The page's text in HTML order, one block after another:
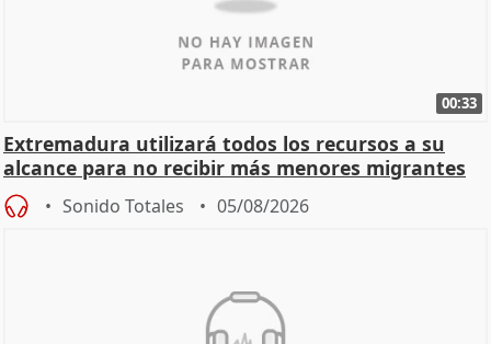
00:33
Extremadura utilizará todos los recursos a su
alcance para no recibir más menores migrantes
Sonido Totales 05/08/2026